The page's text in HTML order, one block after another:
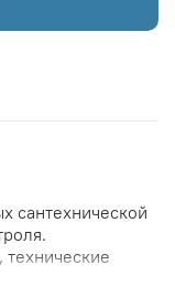
сантехнической